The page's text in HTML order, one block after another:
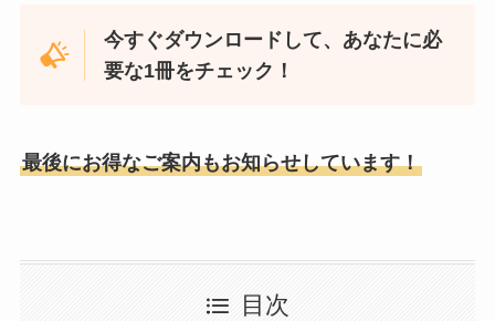
今すぐダウンロードして、あなたに必
要な1冊をチェック！
最後にお得なご案内もお知らせしています！
目次